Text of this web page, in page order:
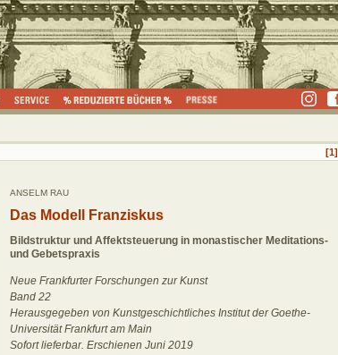
[1]
ANSELM RAU
Das Modell Franziskus
Bildstruktur und Affektsteuerung in monastischer Meditations-
und Gebetspraxis
Neue Frankfurter Forschungen zur Kunst
Band 22
Herausgegeben von Kunstgeschichtliches Institut der Goethe-
Universität Frankfurt am Main
Sofort lieferbar. Erschienen Juni 2019